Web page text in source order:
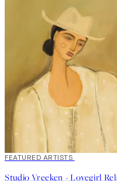
40%*
FEATURED ARTISTS